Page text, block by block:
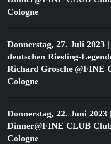
Cologne
Donnerstag, 27. Juli 2023
deutschen Riesling-
Richard Grosche @FINE
Cologne
Donnerstag, 22. Juni 2023
Dinner@FINE CLUB
Cologne